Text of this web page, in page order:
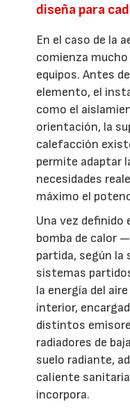
diseña para
En el caso de la
comienza
equipos. Antes
elemento, el
como el
orientación, la
calefacción
permite adaptar
necesidades
máximo el
Una vez definido
bomba de calor
partida, según la
sistemas
la energía del
interior,
distintos
radiadores de
suelo radiante,
caliente
incorpora.